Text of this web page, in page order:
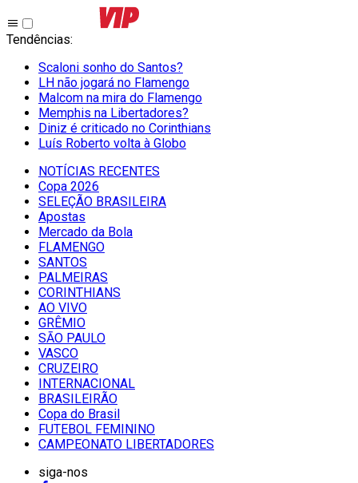
Tendências:
Scaloni sonho do Santos?
LH não jogará no Flamengo
Malcom na mira do Flamengo
Memphis na Libertadores?
Diniz é criticado no Corinthians
Luís Roberto volta à Globo
NOTÍCIAS RECENTES
Copa 2026
SELEÇÃO BRASILEIRA
Apostas
Mercado da Bola
FLAMENGO
SANTOS
PALMEIRAS
CORINTHIANS
AO VIVO
GRÊMIO
SĀO PAULO
VASCO
CRUZEIRO
INTERNACIONAL
BRASILEIRÃO
Copa do Brasil
FUTEBOL FEMININO
CAMPEONATO LIBERTADORES
siga-nos